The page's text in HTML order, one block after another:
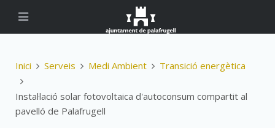
Inici Serveis Medi Ambient Transició energètica
Instal·lació solar fotovoltaica d'autoconsum compartit al
pavelló de Palafrugell